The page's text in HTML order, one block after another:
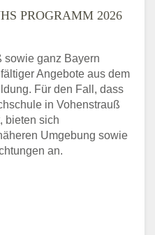
PROGRAMM 2026
sowie ganz Bayern
Angebote aus dem
Für den Fall, dass
in Vohenstrauß
bieten sich
Umgebung sowie
an.